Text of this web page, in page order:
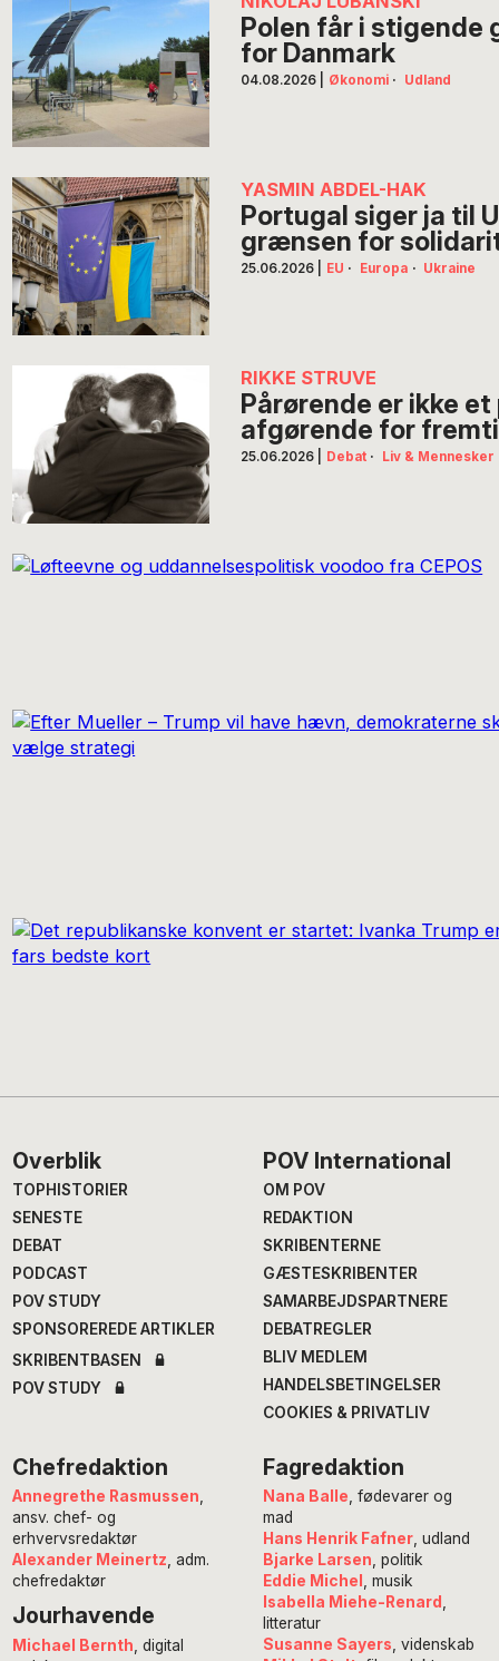
Polen får i stigende
for Danmark
04.08.2026 Økonomi · Udland
YASMIN ABDEL-HAK
Portugal siger ja til
grænsen for
25.06.2026 EU · Europa · Ukraine
RIKKE STRUVE
Pårørende er ikke
afgørende for
25.06.2026 Debat · Liv & Mennesker
Footer
Overblik
TOPHISTORIER
SENESTE
DEBAT
PODCAST
POV STUDY
SPONSOREREDE ARTIKLER
SKRIBENTBASEN
POV STUDY
POV International
OM POV
REDAKTION
SKRIBENTERNE
GÆSTESKRIBENTER
SAMARBEJDSPARTNERE
DEBATREGLER
BLIV MEDLEM
HANDELSBETINGELSER
COOKIES & PRIVATLIV
Chefredaktion
Annegrethe Rasmussen,
ansv. chef- og
erhvervsredaktør
Alexander Meinertz, adm.
chefredaktør
Jourhavende
Michael Bernth, digital
Fagredaktion
Nana Balle, fødevarer og
mad
Hans Henrik Fafner, udland
Bjarke Larsen, politik
Eddie Michel , musik
Isabella Miehe-Renard ,
litteratur
Susanne Sayers, videnskab